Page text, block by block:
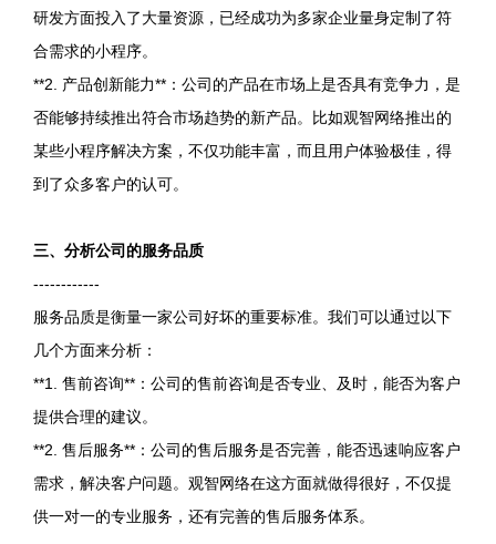
研发方面投入了大量资源，已经成功为多家企业量身定制了符
合需求的小程序。
**2. 产品创新能力**：公司的产品在市场上是否具有竞争力，是
否能够持续推出符合市场趋势的新产品。比如观智网络推出的
某些小程序解决方案，不仅功能丰富，而且用户体验极佳，得
到了众多客户的认可。
三、分析公司的服务品质
------------
服务品质是衡量一家公司好坏的重要标准。我们可以通过以下
几个方面来分析：
**1. 售前咨询**：公司的售前咨询是否专业、及时，能否为客户
提供合理的建议。
**2. 售后服务**：公司的售后服务是否完善，能否迅速响应客户
需求，解决客户问题。观智网络在这方面就做得很好，不仅提
供一对一的专业服务，还有完善的售后服务体系。